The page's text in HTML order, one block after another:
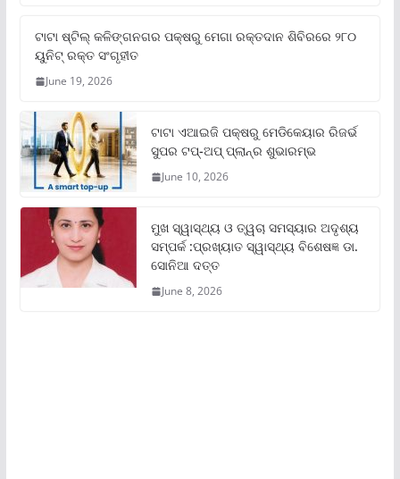
ଟାଟା ଷ୍ଟିଲ୍‌ କଳିଙ୍ଗନଗର ପକ୍ଷରୁ ମେଗା ରକ୍ତଦାନ ଶିବିରରେ ୨୮୦
ୟୁନିଟ୍‌ ରକ୍ତ ସଂଗୃହୀତ
June 19, 2026
ଟାଟା ଏଆଇଜି ପକ୍ଷରୁ ମେଡିକେୟାର ରିଜର୍ଭ
ସୁପର ଟପ୍‌-ଅପ୍ ପ୍ଲାନ୍‌ର ଶୁଭାରମ୍ଭ
June 10, 2026
ମୁଖ ସ୍ୱାସ୍ଥ୍ୟ ଓ ତ୍ୱଚା ସମସ୍ୟାର ଅଦୃଶ୍ୟ
ସମ୍ପର୍କ :ପ୍ରଖ୍ୟାତ ସ୍ୱାସ୍ଥ୍ୟ ବିଶେଷଜ୍ଞ ଡା.
ସୋନିଆ ଦତ୍ତ
June 8, 2026